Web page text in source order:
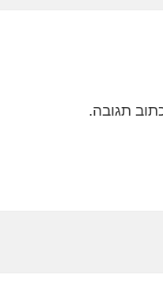
תגובה.